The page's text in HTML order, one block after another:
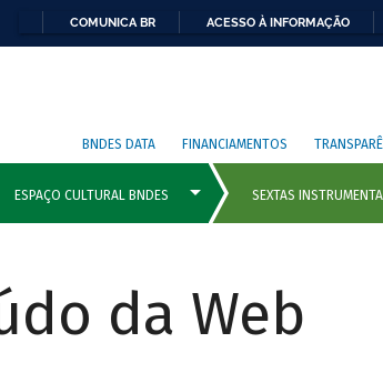
COMUNICA BR ACESSO À INFORMAÇÃO
BNDES DATA FINANCIAMENTOS
da Web